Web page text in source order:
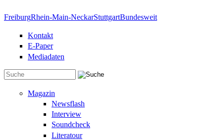
FreiburgRhein-Main-NeckarStuttgartBundesweit
Kontakt
E-Paper
Mediadaten
Magazin
Newsflash
Interview
Soundcheck
Literatour